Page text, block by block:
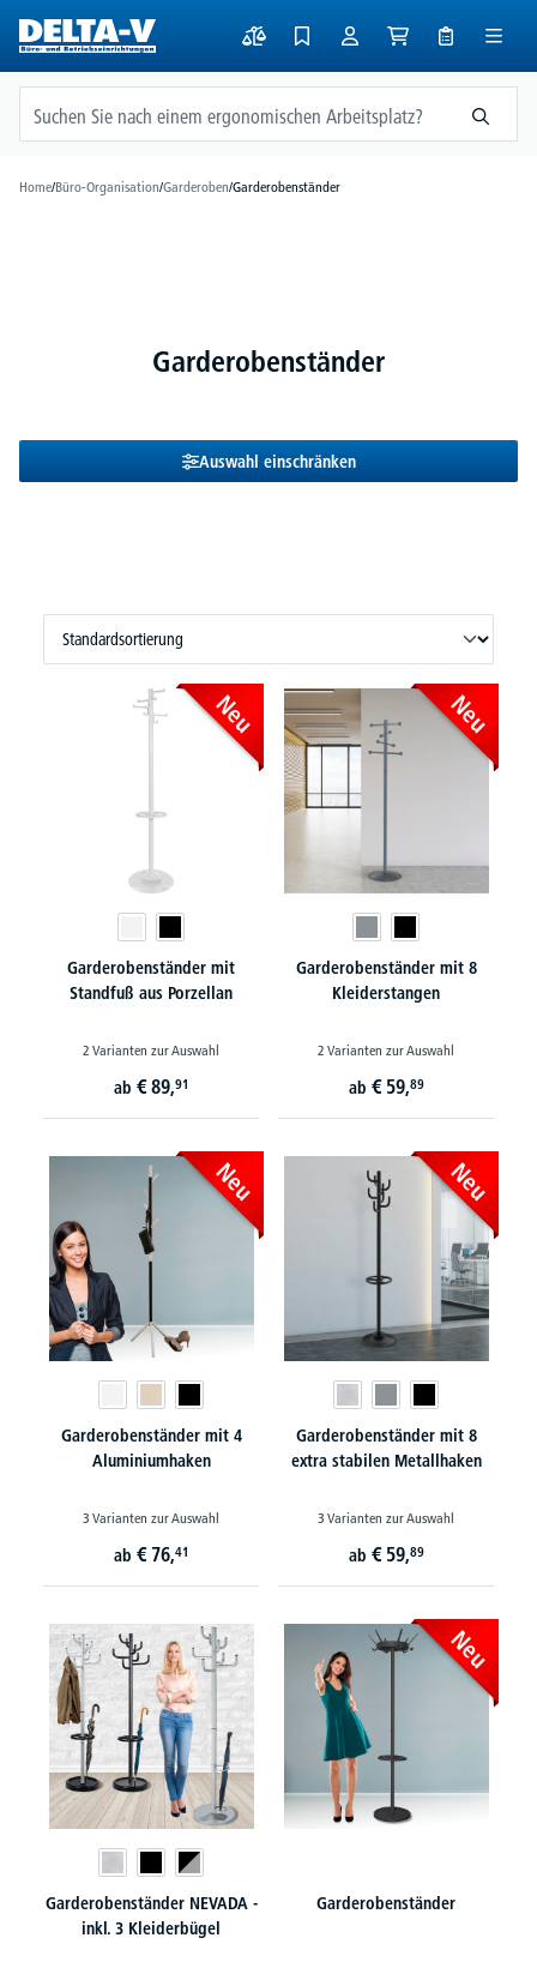
springen
Home/Büro-Organisation/Garderoben/Garderobenständer
Garderobenständer
Auswahl einschränken
Neu
Garderobenständer mit
Standfuß aus Porzellan
2 Varianten zur Auswahl
ab € 89,91
Neu
Garderobenständer mit 8
Kleiderstangen
2 Varianten zur Auswahl
ab € 59,89
Neu
Garderobenständer mit 4
Aluminiumhaken
3 Varianten zur Auswahl
ab € 76,41
Neu
Garderobenständer mit 8
extra stabilen Metallhaken
3 Varianten zur Auswahl
ab € 59,89
Garderobenständer NEVADA -
inkl. 3 Kleiderbügel
Neu
Garderobenständer